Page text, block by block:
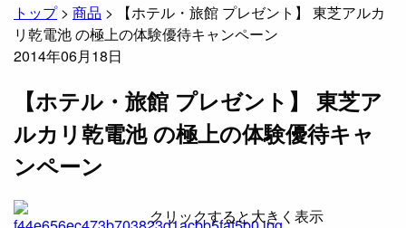
トップ> 商品 >
【ホテル・旅館 プレゼント】 東芝アルカ
リ乾電池 の極上の体験優待キャンペーン
2014年06月18日
【ホテル・旅館 プレゼント】 東芝ア
ルカリ乾電池 の極上の体験優待キャ
ンペーン
クリックすると大きく表示